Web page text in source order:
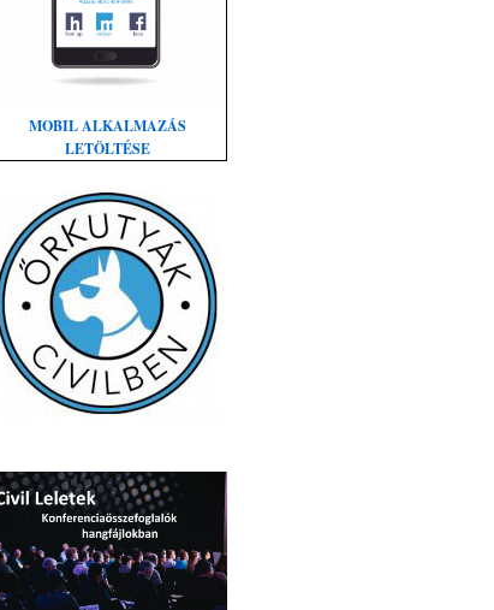
MOBIL ALKALMAZÁS
LETÖLTÉSE